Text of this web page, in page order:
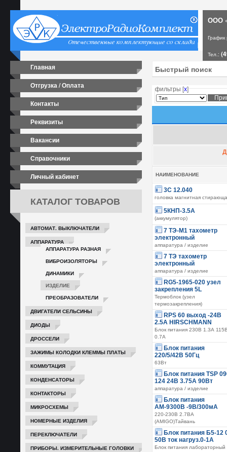
ООО
Тел.:
Главная
Отгрузка / Оплата
Контакты
Реквизиты
Вакансии
Справочники
Личный кабинет
КАТАЛОГ ТОВАРОВ
АВТОМАТ. ВЫКЛЮЧАТЕЛИ
АППАРАТУРА
АППАРАТУРА РАЗНАЯ
ВИБРОИЗОЛЯТОРЫ
ДИНАМИКИ
ИЗДЕЛИЕ
ПРЕОБРАЗОВАТЕЛИ
ДВИГАТЕЛИ СЕЛЬСИНЫ
ДИОДЫ
ДРОССЕЛИ
ЗАЖИМЫ КОЛОДКИ КЛЕММЫ ПЛАТЫ
КОММУТАЦИЯ
КОНДЕНСАТОРЫ
КОНТАКТОРЫ
МИКРОСХЕМЫ
НОМЕРНЫЕ ИЗДЕЛИЯ
ПЕРЕКЛЮЧАТЕЛИ
ПРИБОРЫ. ИЗМЕРИТЕЛЬНЫЕ ГОЛОВКИ
фильтры [х]
НАИМЕНОВАНИЕ
3С 12.040
головка магнитная
5КНП-3.5А
(аккумулятор)
7 ТЭ-М1 тахометр
электронный
аппаратура / изделие
7 ТЭ тахометр
электронный
аппаратура / изделие
RG5-1965-020 узел
закрепления 5L
Термоблок (узел
термозакрепления)
RPS 60 выход -24В
2.5А HIRSCHMANN
Блок питания 230В 1.3А
0.7А
Блок питания
220/5/42В 50Гц
63Вт
Блок питания TSP
124 24В 3.75А 90Вт
аппаратура / изделие
Блок питания
АМ-9300В -9В/300мА
220-230В 2.7ВА
(AMIGO)Тайвань
Блок питания Б5-12
50В ток нагруз.0-1А
Блок питания лабораторный